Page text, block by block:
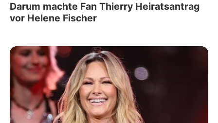
Darum machte Fan Thierry Heiratsantrag
vor Helene Fischer